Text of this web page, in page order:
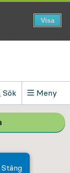
Sök
, Visa sökfältet
Meny
Stäng
Visa större
Visa